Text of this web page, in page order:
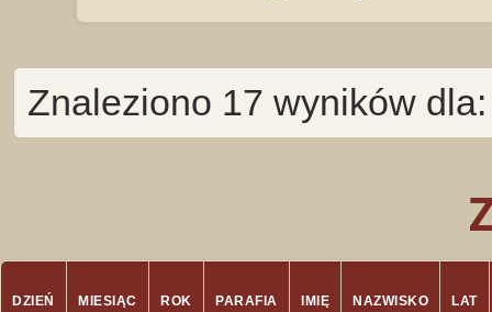
Znaleziono 17 wyników
DZIEŃ MIESIĄC ROK PARAFIA IMIĘ NAZWISKO LAT